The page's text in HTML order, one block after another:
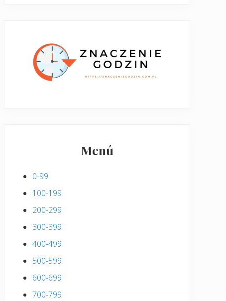
Menú
0-99
100-199
200-299
300-399
400-499
500-599
600-699
700-799